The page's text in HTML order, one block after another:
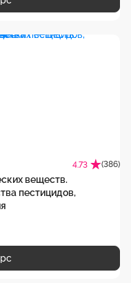
4.73 (386)
веществ.
пестицидов,